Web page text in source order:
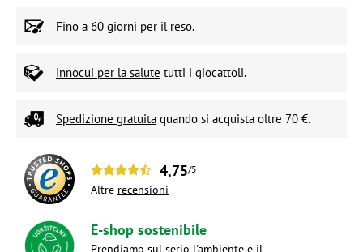
Fino a 60 giorni per il reso.
Innocui per la salute tutti i giocattoli.
Spedizione gratuita quando si acquista oltre 70 €.
4,75/5
Altre recensioni
E-shop sostenibile
Prendiamo sul serio l'ambiente e il